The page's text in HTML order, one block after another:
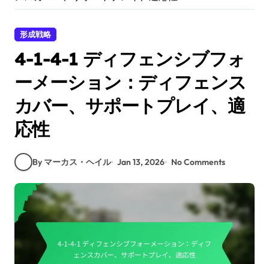
形成戦略
4-1-4-1 ディフェンシブフォ
ーメーション：ディフェンス
カバー、サポートプレイ、適
応性
By マーカス・ヘイル Jan 13, 2026 No Comments